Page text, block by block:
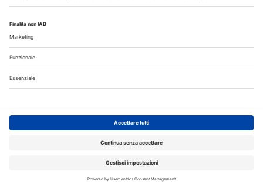
Iscriviti alla Newsletter
Iscriviti gratuitamente al servizio per ricevere la
giorno. Oppure accedi al tuo account Medikey
per consultare i contenuti a te riservati